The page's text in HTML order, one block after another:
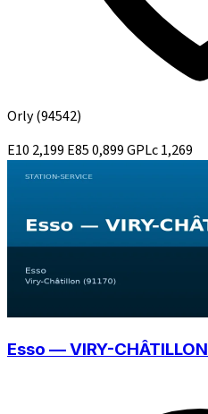
Orly(94542)
E10 2,199 E850,899GPLc1,269
Esso — VIRY-CHÂTILLON